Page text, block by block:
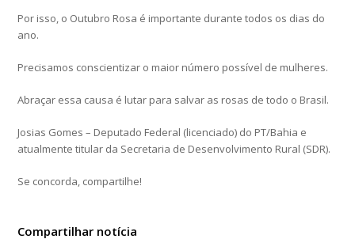
Por isso, o Outubro Rosa é importante durante todos os dias do
ano.
Precisamos conscientizar o maior número possível de mulheres.
Abraçar essa causa é lutar para salvar as rosas de todo o Brasil.
Josias Gomes – Deputado Federal (licenciado) do PT/Bahia e
atualmente titular da Secretaria de Desenvolvimento Rural (SDR).
Se concorda, compartilhe!
Compartilhar notícia